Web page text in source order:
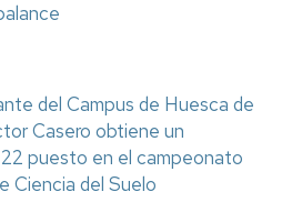
del Campus de Huesca de
Casero obtiene un
puesto en el campeonato
Ciencia del Suelo